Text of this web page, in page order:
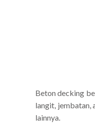
Beton decking
langit, jembatan,
lainnya.